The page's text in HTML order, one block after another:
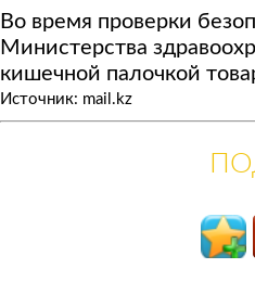
Во время проверки
Министерства
кишечной палочкой
Источник: mail.kz